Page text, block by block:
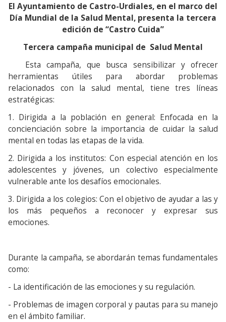
El Ayuntamiento de Castro-Urdiales, en el marco del
Día Mundial de la Salud Mental, presenta la tercera
edición de “Castro Cuida”
Tercera campaña municipal de Salud Mental
Esta campaña, que busca sensibilizar y ofrecer
herramientas útiles para abordar problemas
relacionados con la salud mental, tiene tres líneas
estratégicas:
1. Dirigida a la población en general: Enfocada en la
concienciación sobre la importancia de cuidar la salud
mental en todas las etapas de la vida.
2. Dirigida a los institutos: Con especial atención en los
adolescentes y jóvenes, un colectivo especialmente
vulnerable ante los desafíos emocionales.
3. Dirigida a los colegios: Con el objetivo de ayudar a las y
los más pequeños a reconocer y expresar sus
emociones.
Durante la campaña, se abordarán temas fundamentales
como:
- La identificación de las emociones y su regulación.
- Problemas de imagen corporal y pautas para su manejo
en el ámbito familiar.